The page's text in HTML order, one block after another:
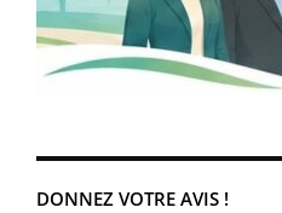
DONNEZ VOTRE AVIS !